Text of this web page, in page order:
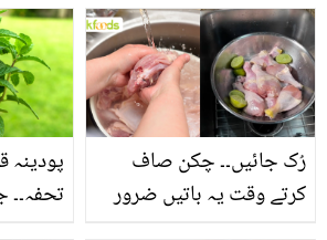
منرلز
سے
فائدے
بنانے کے چند قدرتی طریقے
پودینہ
رُک جائیں۔۔ چکن صاف
کرتے وقت یہ باتیں ضرور